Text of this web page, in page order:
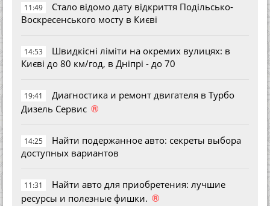
11:49
Стало відомо дату відкриття Подільсько-
Воскресенського мосту в Києві
14:53
Швидкісні ліміти на окремих вулицях: в
Києві до 80 км/год, в Дніпрі - до 70
19:41
Диагностика и ремонт двигателя в Турбо
Дизель Сервис ®
14:25
Найти подержанное авто: секреты выбора
доступных вариантов
11:31
Найти авто для приобретения: лучшие
ресурсы и полезные фишки. ®